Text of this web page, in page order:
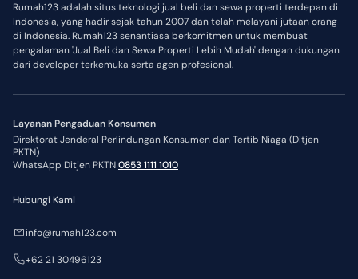
Rumah123 adalah situs teknologi jual beli dan sewa properti terdepan di
Indonesia, yang hadir sejak tahun 2007 dan telah melayani jutaan orang
di Indonesia. Rumah123 senantiasa berkomitmen untuk membuat
pengalaman 'Jual Beli dan Sewa Properti Lebih Mudah' dengan dukungan
dari developer terkemuka serta agen profesional.
Layanan Pengaduan Konsumen
Direktorat Jenderal Perlindungan Konsumen dan Tertib Niaga (Ditjen
PKTN)
WhatsApp Ditjen PKTN0853 1111 1010
Hubungi Kami
info@rumah123.com
+62 21 30496123